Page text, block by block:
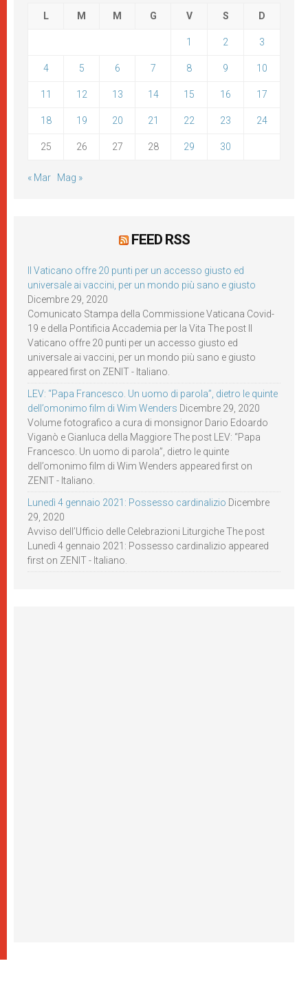
L M M G V S D
1 2 3
4 5 6 7 8 9 10
11 12 13 14 15 16 17
18 19 20 21 22 23 24
25 26 27 28 29 30
« Mar Mag »
FEED RSS
Il Vaticano offre 20 punti per un accesso giusto ed
universale ai vaccini, per un mondo più sano e giusto
Dicembre 29, 2020
Comunicato Stampa della Commissione Vaticana Covid-
19 e della Pontificia Accademia per la Vita The post Il
Vaticano offre 20 punti per un accesso giusto ed
universale ai vaccini, per un mondo più sano e giusto
appeared first on ZENIT - Italiano.
LEV: “Papa Francesco. Un uomo di parola”, dietro le quinte
dell’omonimo film di Wim Wenders Dicembre 29, 2020
Volume fotografico a cura di monsignor Dario Edoardo
Viganò e Gianluca della Maggiore The post LEV: “Papa
Francesco. Un uomo di parola”, dietro le quinte
dell’omonimo film di Wim Wenders appeared first on
ZENIT - Italiano.
Lunedì 4 gennaio 2021: Possesso cardinalizio Dicembre
29, 2020
Avviso dell’Ufficio delle Celebrazioni Liturgiche The post
Lunedì 4 gennaio 2021: Possesso cardinalizio appeared
first on ZENIT - Italiano.